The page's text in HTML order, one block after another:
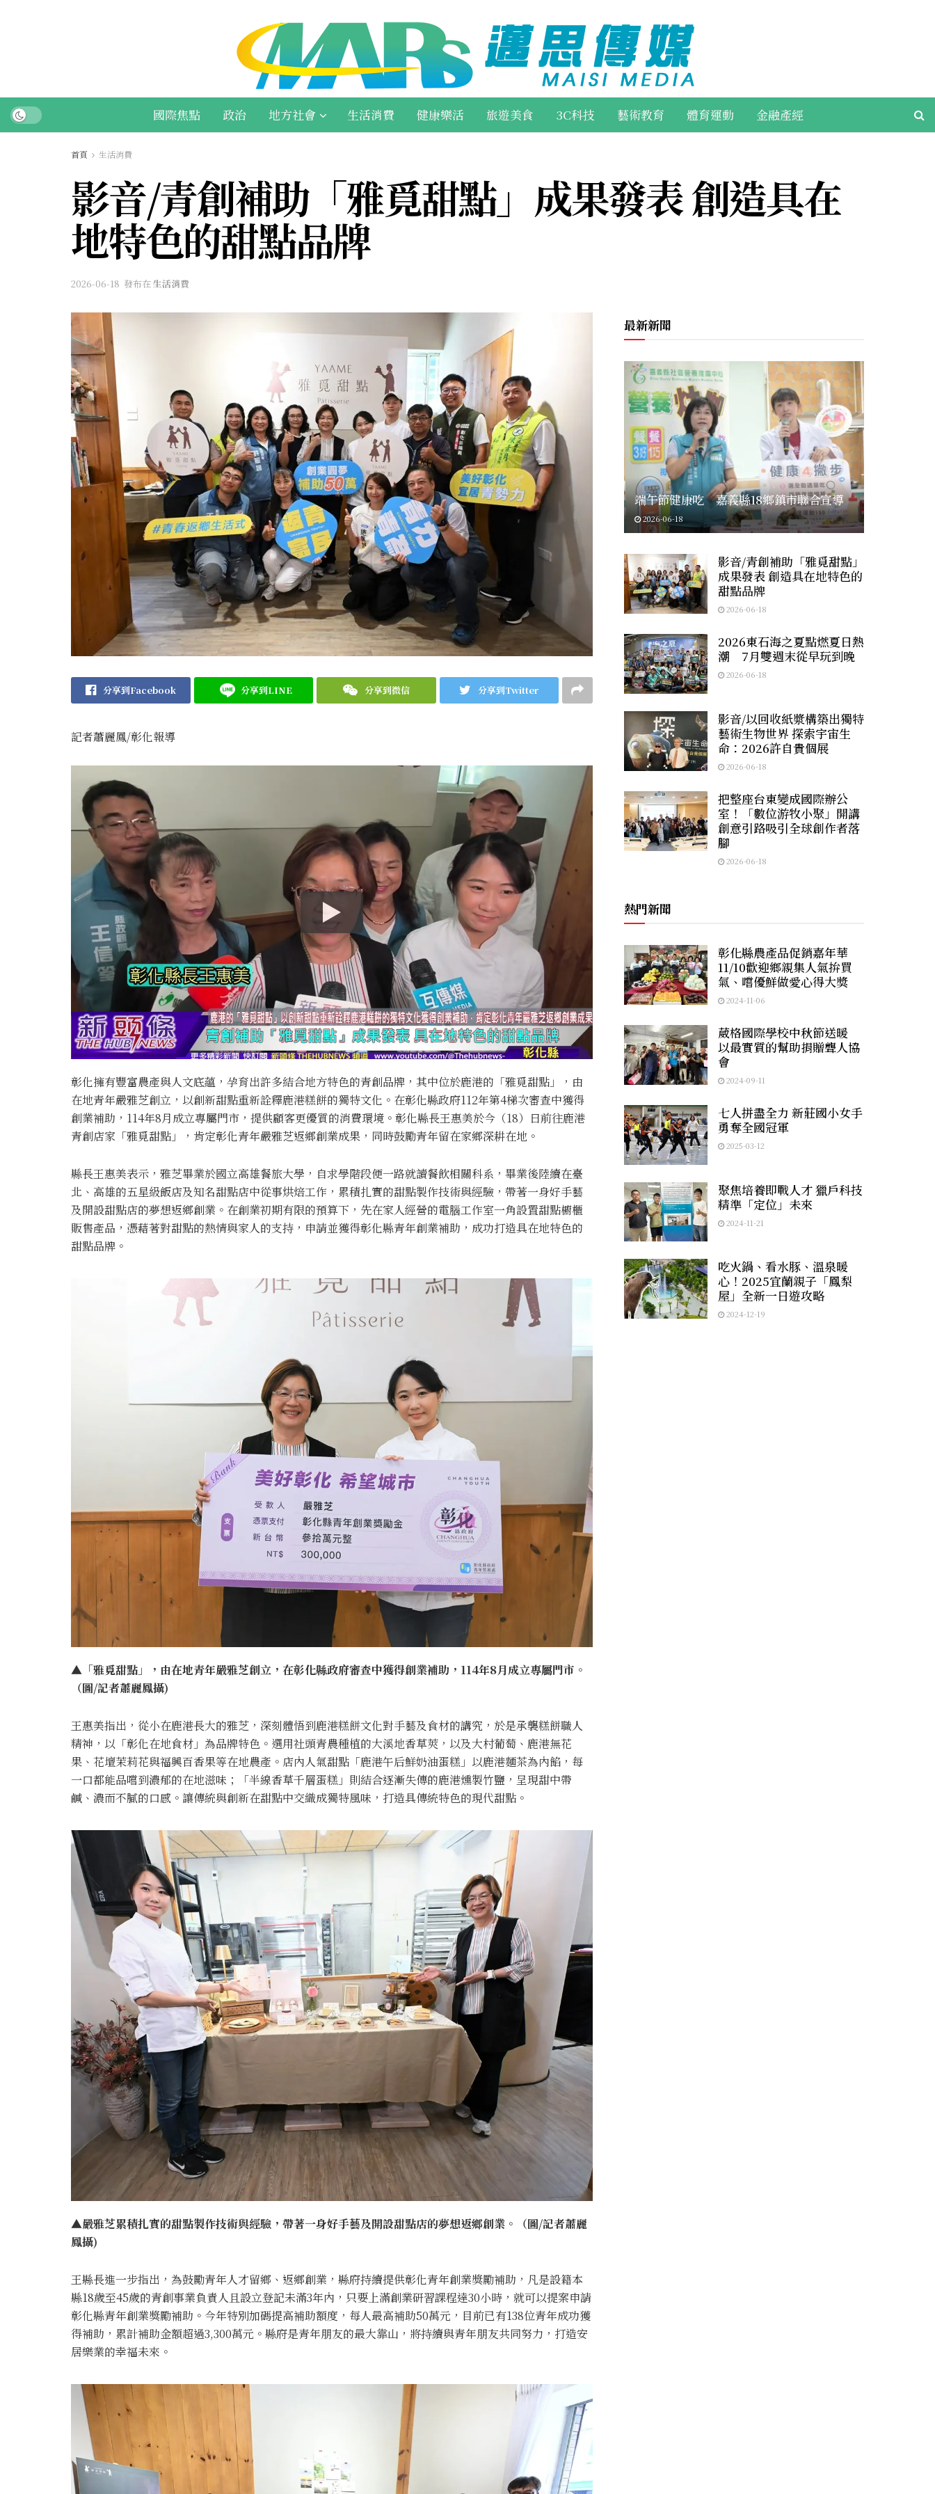
國際焦點 政治 地方社會 生活消費 健康樂活 旅遊美食 3C科技 藝術教育 體育運動 金融產經
首頁 生活消費
影音/青創補助「雅覓甜點」成果發表 創造具在
地特色的甜點品牌
2026-06-18 發布在生活消費
分享到Facebook 分享到LINE 分享到微信 分享到Twitter
記者蕭麗鳳/彰化報導
彰化擁有豐富農產與人文底蘊，孕育出許多結合地方特色的青創品牌，其中位於鹿港的「雅覓甜點」，由
在地青年嚴雅芝創立，以創新甜點重新詮釋鹿港糕餅的獨特文化。在彰化縣政府112年第4梯次審查中獲得
創業補助，114年8月成立專屬門市，提供顧客更優質的消費環境。彰化縣長王惠美於今（18）日前往鹿港
青創店家「雅覓甜點」，肯定彰化青年嚴雅芝返鄉創業成果，同時鼓勵青年留在家鄉深耕在地。
縣長王惠美表示，雅芝畢業於國立高雄餐旅大學，自求學階段便一路就讀餐飲相關科系，畢業後陸續在臺
北、高雄的五星級飯店及知名甜點店中從事烘焙工作，累積扎實的甜點製作技術與經驗，帶著一身好手藝
及開設甜點店的夢想返鄉創業。在創業初期有限的預算下，先在家人經營的電腦工作室一角設置甜點櫥櫃
販售產品，憑藉著對甜點的熱情與家人的支持，申請並獲得彰化縣青年創業補助，成功打造具在地特色的
甜點品牌。
▲「雅覓甜點」，由在地青年嚴雅芝創立，在彰化縣政府審查中獲得創業補助，114年8月成立專屬門市。
（圖/記者蕭麗鳳攝)
王惠美指出，從小在鹿港長大的雅芝，深刻體悟到鹿港糕餅文化對手藝及食材的講究，於是承襲糕餅職人
精神，以「彰化在地食材」為品牌特色。選用社頭青農種植的大溪地香草莢，以及大村葡萄、鹿港無花
果、花壇茉莉花與福興百香果等在地農產。店內人氣甜點「鹿港午后鮮奶油蛋糕」以鹿港麵茶為內餡，每
一口都能品嚐到濃郁的在地滋味；「半線香草千層蛋糕」則結合逐漸失傳的鹿港燻製竹鹽，呈現甜中帶
鹹、濃而不膩的口感。讓傳統與創新在甜點中交織成獨特風味，打造具傳統特色的現代甜點。
▲嚴雅芝累積扎實的甜點製作技術與經驗，帶著一身好手藝及開設甜點店的夢想返鄉創業。（圖/記者蕭麗
鳳攝)
王縣長進一步指出，為鼓勵青年人才留鄉、返鄉創業，縣府持續提供彰化青年創業獎勵補助，凡是設籍本
縣18歲至45歲的青創事業負責人且設立登記未滿3年內，只要上滿創業研習課程達30小時，就可以提案申請
彰化縣青年創業獎勵補助。今年特別加碼提高補助額度，每人最高補助50萬元，目前已有138位青年成功獲
得補助，累計補助金額超過3,300萬元。縣府是青年朋友的最大靠山，將持續與青年朋友共同努力，打造安
居樂業的幸福未來。
最新新聞
端午節健康吃 嘉義縣18鄉鎮市聯合宣導
2026-06-18
影音/青創補助「雅覓甜點」
成果發表 創造具在地特色的
甜點品牌
2026-06-18
2026東石海之夏點燃夏日熱
潮 7月雙週末從早玩到晚
2026-06-18
影音/以回收紙漿構築出獨特
藝術生物世界 探索宇宙生
命：2026許自貴個展
2026-06-18
把整座台東變成國際辦公
室！「數位游牧小聚」開講
創意引路吸引全球創作者落
腳
2026-06-18
熱門新聞
彰化縣農產品促銷嘉年華
11/10歡迎鄉親集人氣拚買
氣、嚐優鮮做愛心得大獎
2024-11-06
葳格國際學校中秋節送暖
以最實質的幫助捐贈聾人協
會
2024-09-11
七人拼盡全力 新莊國小女手
勇奪全國冠軍
2025-03-12
聚焦培養即戰人才 獵戶科技
精準「定位」未來
2024-11-21
吃火鍋、看水豚、溫泉暖
心！2025宜蘭親子「鳳梨
屋」全新一日遊攻略
2024-12-19